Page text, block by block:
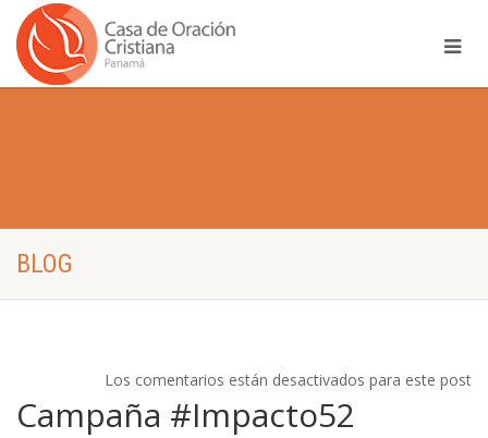
BLOG
Los comentarios están desactivados para este post
Campaña #Impacto52